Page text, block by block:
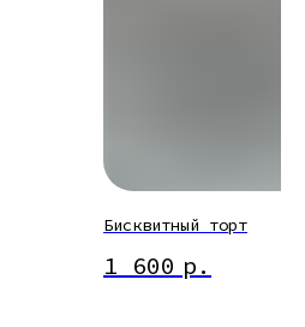
Бисквитный торт
1 600 р.